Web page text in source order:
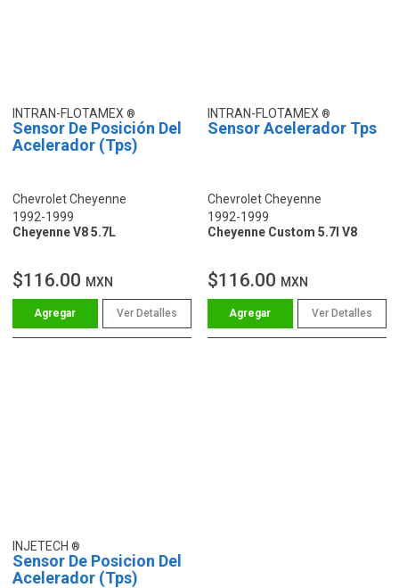
INTRAN-FLOTAMEX
Sensor De Posición Del
Acelerador (Tps)
Chevrolet Cheyenne
1992-1999
Cheyenne V8 5.7L
$116.00 MXN
Ver Detalles
INTRAN-FLOTAMEX
Sensor Acelerador Tps
Chevrolet Cheyenne
1992-1999
Cheyenne Custom 5.7l V8
$116.00 MXN
Ver Detalles
INJETECH
Sensor De Posicion Del
Acelerador (Tps)